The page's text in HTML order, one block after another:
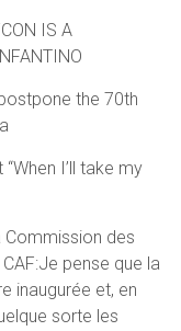
IS A
the 70th
I’ll take my
Commission des
pense que la
inaugurée et, en
sorte les